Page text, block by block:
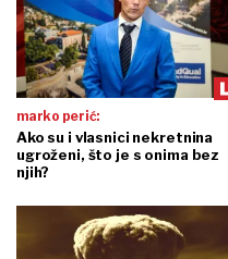
marko perić:
Ako su i vlasnici nekretnina
ugroženi, što je s onima bez
njih?